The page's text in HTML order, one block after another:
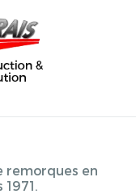
remorques en